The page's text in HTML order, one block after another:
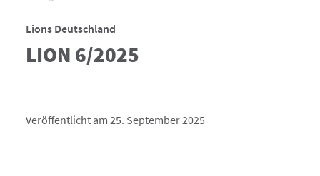
Lions Deutschland
LION 6/2025
Veröffentlicht am 25. September 2025